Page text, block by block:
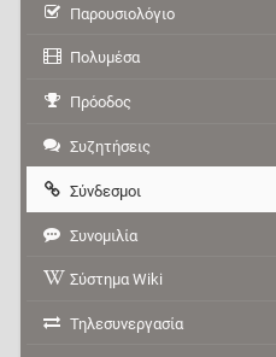
Παρουσιολόγιο
Πολυμέσα
Πρόοδος
Συζητήσεις
Σύνδεσμοι
Συνομιλία
Σύστημα Wiki
Τηλεσυνεργασία